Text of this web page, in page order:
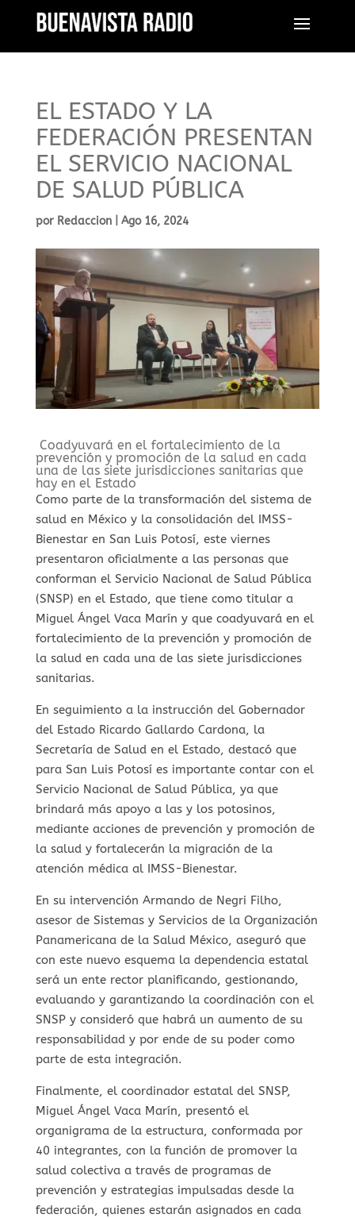
EL ESTADO Y LA
FEDERACIÓN PRESENTAN
EL SERVICIO NACIONAL
DE SALUD PÚBLICA
por Redaccion| Ago 16, 2024
Coadyuvará en el fortalecimiento de la
prevención y promoción de la salud en cada
una de las siete jurisdicciones sanitarias que
hay en el Estado
Como parte de la transformación del sistema de
salud en México y la consolidación del IMSS-
Bienestar en San Luis Potosí, este viernes
presentaron oficialmente a las personas que
conforman el Servicio Nacional de Salud Pública
(SNSP) en el Estado, que tiene como titular a
Miguel Ángel Vaca Marín y que coadyuvará en el
fortalecimiento de la prevención y promoción de
la salud en cada una de las siete jurisdicciones
sanitarias.
En seguimiento a la instrucción del Gobernador
del Estado Ricardo Gallardo Cardona, la
Secretaría de Salud en el Estado, destacó que
para San Luis Potosí es importante contar con el
Servicio Nacional de Salud Pública, ya que
brindará más apoyo a las y los potosinos,
mediante acciones de prevención y promoción de
la salud y fortalecerán la migración de la
atención médica al IMSS-Bienestar.
En su intervención Armando de Negri Filho,
asesor de Sistemas y Servicios de la Organización
Panamericana de la Salud México, aseguró que
con este nuevo esquema la dependencia estatal
será un ente rector planificando, gestionando,
evaluando y garantizando la coordinación con el
SNSP y consideró que habrá un aumento de su
responsabilidad y por ende de su poder como
parte de esta integración.
Finalmente, el coordinador estatal del SNSP,
Miguel Ángel Vaca Marín, presentó el
organigrama de la estructura, conformada por
40 integrantes, con la función de promover la
salud colectiva a través de programas de
prevención y estrategias impulsadas desde la
federación, quienes estarán asignados en cada